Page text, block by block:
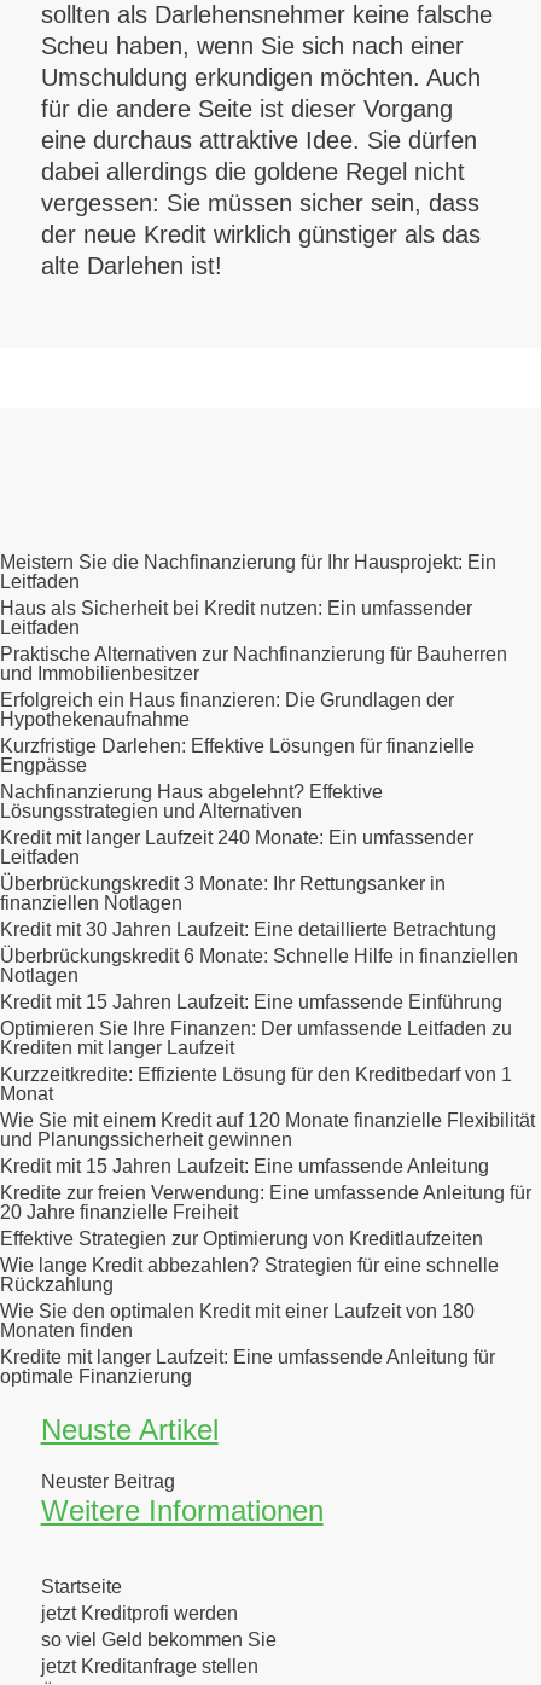
sollten als Darlehensnehmer keine falsche
Scheu haben, wenn Sie sich nach einer
Umschuldung erkundigen möchten. Auch
für die andere Seite ist dieser Vorgang
eine durchaus attraktive Idee. Sie dürfen
dabei allerdings die goldene Regel nicht
vergessen: Sie müssen sicher sein, dass
der neue Kredit wirklich günstiger als das
alte Darlehen ist!
Meistern Sie die Nachfinanzierung für Ihr Hausprojekt: Ein
Leitfaden
Haus als Sicherheit bei Kredit nutzen: Ein umfassender
Leitfaden
Praktische Alternativen zur Nachfinanzierung für Bauherren
und Immobilienbesitzer
Erfolgreich ein Haus finanzieren: Die Grundlagen der
Hypothekenaufnahme
Kurzfristige Darlehen: Effektive Lösungen für finanzielle
Engpässe
Nachfinanzierung Haus abgelehnt? Effektive
Lösungsstrategien und Alternativen
Kredit mit langer Laufzeit 240 Monate: Ein umfassender
Leitfaden
Überbrückungskredit 3 Monate: Ihr Rettungsanker in
finanziellen Notlagen
Kredit mit 30 Jahren Laufzeit: Eine detaillierte Betrachtung
Überbrückungskredit 6 Monate: Schnelle Hilfe in finanziellen
Notlagen
Kredit mit 15 Jahren Laufzeit: Eine umfassende Einführung
Optimieren Sie Ihre Finanzen: Der umfassende Leitfaden zu
Krediten mit langer Laufzeit
Kurzzeitkredite: Effiziente Lösung für den Kreditbedarf von 1
Monat
Wie Sie mit einem Kredit auf 120 Monate finanzielle Flexibilität
und Planungssicherheit gewinnen
Kredit mit 15 Jahren Laufzeit: Eine umfassende Anleitung
Kredite zur freien Verwendung: Eine umfassende Anleitung für
20 Jahre finanzielle Freiheit
Effektive Strategien zur Optimierung von Kreditlaufzeiten
Wie lange Kredit abbezahlen? Strategien für eine schnelle
Rückzahlung
Wie Sie den optimalen Kredit mit einer Laufzeit von 180
Monaten finden
Kredite mit langer Laufzeit: Eine umfassende Anleitung für
optimale Finanzierung
Neuste Artikel
Neuster Beitrag
Weitere Informationen
Startseite
jetzt Kreditprofi werden
so viel Geld bekommen Sie
jetzt Kreditanfrage stellen